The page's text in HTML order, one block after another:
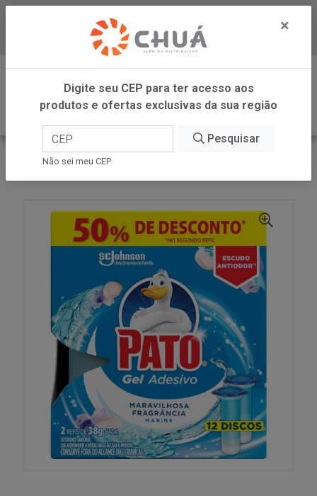
Baixe já nosso APP
0
INÍCIO
SC JOHNSON
×
Digite seu CEP para ter acesso aos
produtos e ofertas exclusivas da sua região
Pesquisar
Não sei meu CEP